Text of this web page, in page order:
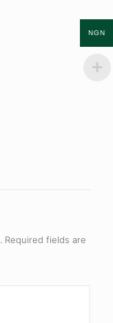
Required fields are
NGN